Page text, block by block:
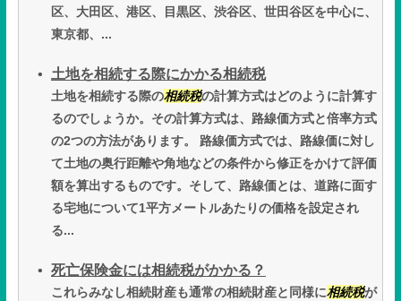
区、大田区、港区、目黒区、渋谷区、世田谷区を中心に、
東京都、...
土地を相続する際にかかる相続税
土地を相続する際の相続税の計算方式はどのように計算す
るのでしょうか。その計算方式は、路線価方式と倍率方式
の2つの方法があります。 路線価方式では、路線価に対し
て土地の奥行距離や角地などの条件から修正をかけて評価
額を算出するものです。そして、路線価とは、道路に面す
る宅地について1平方メートルあたりの価格を設定され
る...
死亡保険金には相続税がかかる？
これらみなし相続財産も通常の相続財産と同様に相続税が